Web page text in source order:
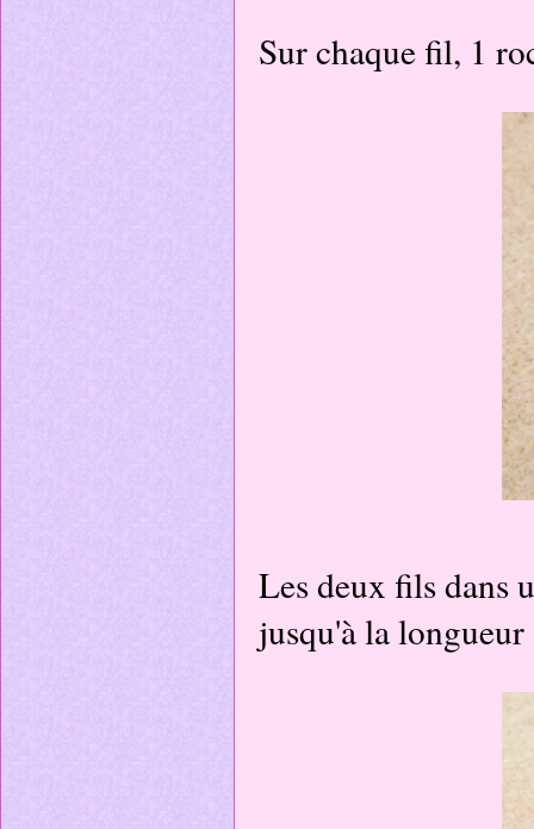
Sur chaque fil, 1
Les deux fils dans
jusqu'à la longueur